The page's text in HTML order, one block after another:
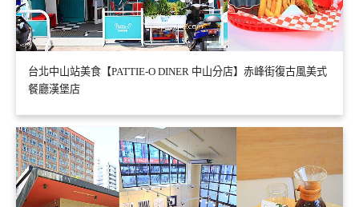
台北中山站美食【PATTIE-O DINER 中山分店】赤峰街復古風美式
餐廳漢堡店